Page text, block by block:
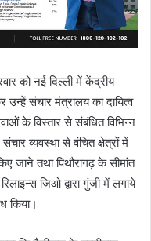
को नई दिल्ली में केंद्रीय
उन्हें संचार मंत्रालय का दायित्व
के विस्तार से संबंधित विभिन्न
व्यवस्था से वंचित क्षेत्रों में
जाने तथा पिथौरागढ़ के सीमांत
जिओ द्वारा गुंजी में लगाये
किया।